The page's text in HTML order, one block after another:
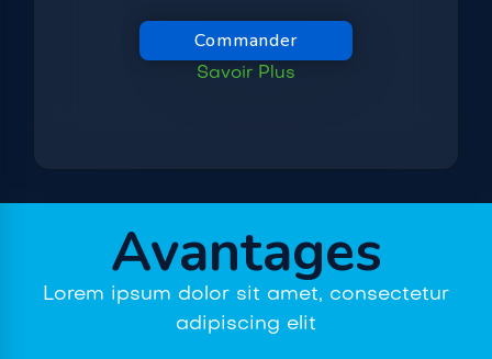
Commander
Savoir Plus
Avantages
Lorem ipsum dolor sit amet, consectetur
adipiscing elit